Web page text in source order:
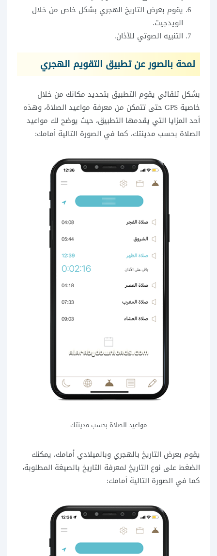
يقوم بعرض التاريخ الهجري بشكل خاص من خلال
الويدجيت.
التنبيه الصوتي للآذان.
لمحة بالصور عن تطبيق التقويم الهجري
بشكل تلقائي يقوم التطبيق بتحديد مكانك من خلال
خاصية GPS حتى تتمكن من معرفة مواعيد الصلاة، وهذه
أحد المزايا التي يقدمها التطبيق، حيث يوضح لك مواعيد
الصلاة بحسب مدينتك، كما في الصورة التالية أمامك:
مواعيد الصلاة بحسب مدينتك
يقوم بعرض التاريخ بالهجري وبالميلادي أمامك، يمكنك
الضغط على نوع التاريخ لمعرفة التاريخ بالصيغة المطلوبة،
كما في الصورة التالية أمامك: